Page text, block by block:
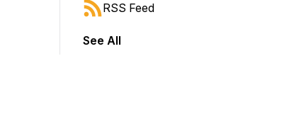
RSS Feed
See All